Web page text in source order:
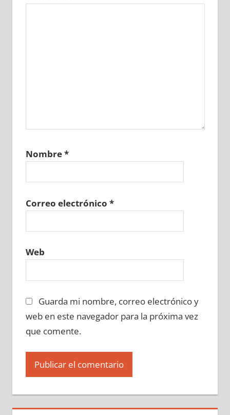
Nombre*
Correo electrónico *
Web
Guarda mi nombre, correo electrónico y
web en este navegador para la próxima vez
que comente.